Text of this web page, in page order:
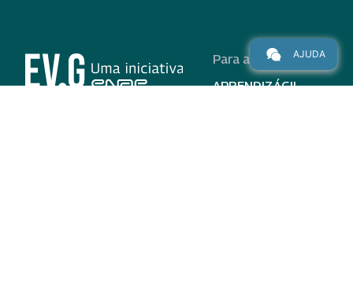
Para alunos
APRENDIZÁGIL
AJUDA